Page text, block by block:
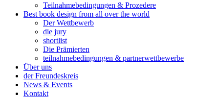
Teilnahmebedingungen & Prozedere
Best book design from all over the world
Der Wettbewerb
die jury
shortlist
Die Prämierten
teilnahmebedingungen & partnerwettbewerbe
Über uns
der Freundeskreis
News & Events
Kontakt